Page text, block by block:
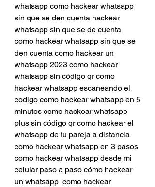
whatsapp como hackear whatsapp
sin que se den cuenta hackear
whatsapp sin que se de cuenta
como hackear whatsapp sin que se
den cuenta como hackear un
whatsapp 2023 como hackear
whatsapp sin código qr como
hackear whatsapp escaneando el
codigo como hackear whatsapp en 5
minutos como hackear whatsapp
plus sin código qr como hackear el
whatsapp de tu pareja a distancia
como hackear whatsapp en 3 pasos
como hackear whatsapp desde mi
celular paso a paso cómo hackear
un whatsapp  como hackear